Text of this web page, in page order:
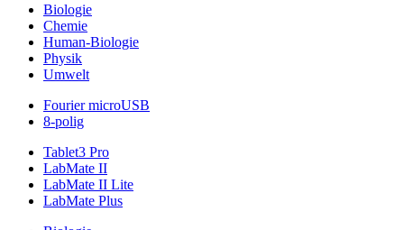
Biologie
Chemie
Human-Biologie
Physik
Umwelt
Fourier microUSB
8-polig
Tablet3 Pro
LabMate II
LabMate II Lite
LabMate Plus